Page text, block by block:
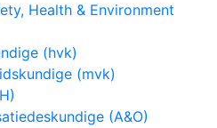
Health & Environment
(hvk)
(mvk)
(A&O)